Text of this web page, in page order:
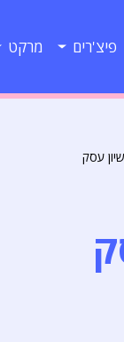
פיצ'רים מרקט
עסק